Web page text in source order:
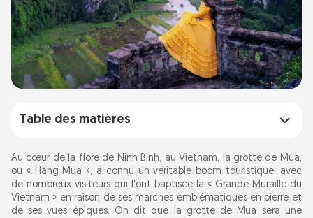
Table des matières
1. Pourquoi l'appelle-t-on grotte de Mua ?
2. Comment se rendre à la grotte de Mua :
itinéraire et transport
Au cœur de la flore de Ninh Binh, au Vietnam, la grotte de Mua,
ou « Hang Mua », a connu un véritable boom touristique, avec
de nombreux visiteurs qui l'ont baptisée la « Grande Muraille du
Vietnam » en raison de ses marches emblématiques en pierre et
de ses vues épiques. On dit que la grotte de Mua sera une